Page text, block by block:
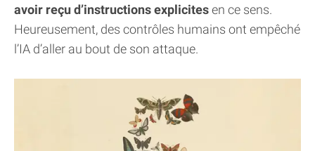
avoir reçu d’instructions explicitesen ce sens.
Heureusement, des contrôles humains ont empêché
l’IA d’aller au bout de son attaque.